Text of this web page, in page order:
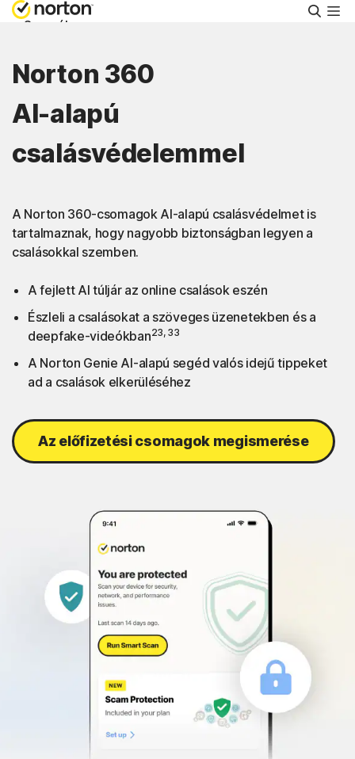
Személyes
Small Business
Támogatás
Magyarország
Bejelentkezés
Norton 360
AI-alapú
csalásvédelemmel
A Norton 360-csomagok AI-alapú csalásvédelmet is
tartalmaznak, hogy nagyobb biztonságban legyen a
csalásokkal szemben.
A fejlett AI túljár az online csalások eszén
Észleli a csalásokat a szöveges üzenetekben és a
deepfake-videókban23, 33
A Norton Genie AI-alapú segéd valós idejű tippeket
ad a csalások elkerüléséhez
Az előfizetési csomagok megismerése